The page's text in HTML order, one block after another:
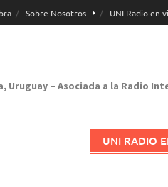
Sobre Nosotros UNI Radio en
Uruguay – Asociada a la Radio
UNI RADIO